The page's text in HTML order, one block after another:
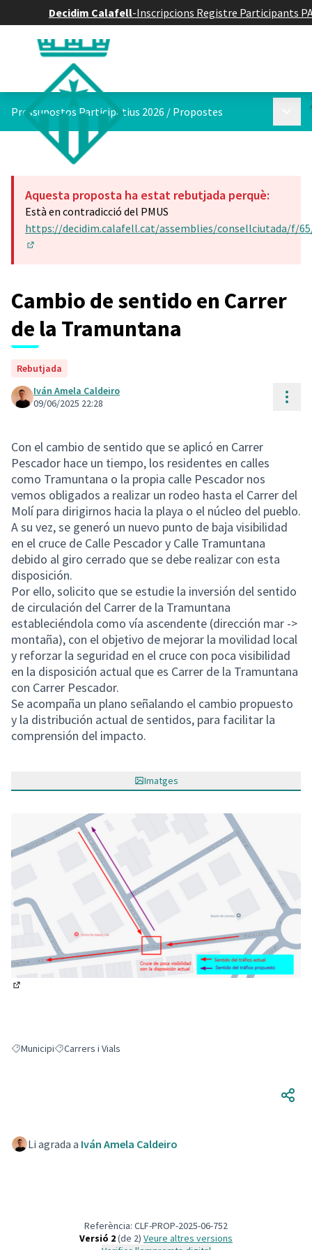
Decidim Calafell-Inscripcions Registre Participants
Pressupostos Participatius 2026 / Propostes
Aquesta proposta ha estat rebutjada perquè:
Està en contradicció del PMUS
https://decidim.calafell.cat/assemblies/consellciutada/f/
Cambio de sentido en Carrer
de la Tramuntana
Rebutjada
Iván Amela Caldeiro
09/06/2025 22:28
Con el cambio de sentido que se aplicó en Carrer
Pescador hace un tiempo, los residentes en calles
como Tramuntana o la propia calle Pescador nos
vemos obligados a realizar un rodeo hasta el Carrer del
Molí para dirigirnos hacia la playa o el núcleo del pueblo.
A su vez, se generó un nuevo punto de baja visibilidad
en el cruce de Calle Pescador y Calle Tramuntana
debido al giro cerrado que se debe realizar con esta
disposición.
Por ello, solicito que se estudie la inversión del sentido
de circulación del Carrer de la Tramuntana
estableciéndola como vía ascendente (dirección mar ->
montaña), con el objetivo de mejorar la movilidad local
y reforzar la seguridad en el cruce con poca visibilidad
en la disposición actual que es Carrer de la Tramuntana
con Carrer Pescador.
Se acompaña un plano señalando el cambio propuesto
y la distribución actual de sentidos, para facilitar la
comprensión del impacto.
Imatges
Resultats en filtrar per: Municipi
MunicipiResultats en filtrar per: Carrers i Vials
Carrers i Vials
Li agrada a Iván Amela Caldeiro
Referència: CLF-PROP-2025-06-752
Versió 2(de 2)
veure altres versions